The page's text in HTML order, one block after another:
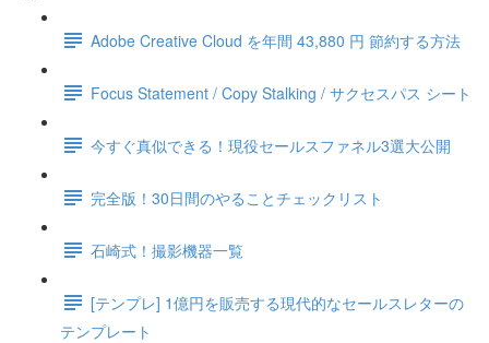
Adobe Creative Cloud を年間 43,880 円 節約する方法
Focus Statement / Copy Stalking / サクセスパス シート
今すぐ真似できる！現役セールスファネル3選大公開
完全版！30日間のやることチェックリスト
石崎式！撮影機器一覧
[テンプレ] 1億円を販売する現代的なセールスレターの
テンプレート